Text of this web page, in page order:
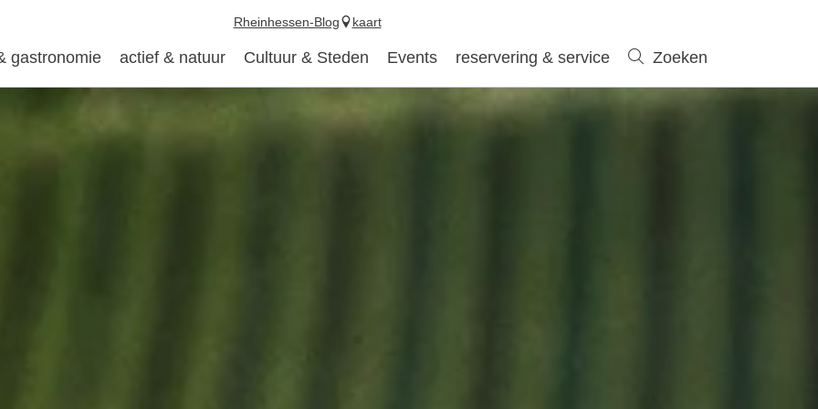
gastronomie actief & natuur Cultuur & Steden Events reservering & service Zoeken
Rheinhessen-Blog kaart